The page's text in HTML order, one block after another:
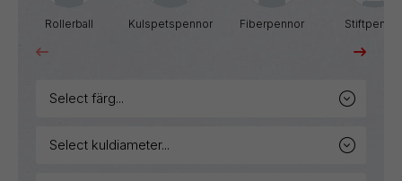
Rollerball Kulspetspennor Fiberpennor
select färg...
select kuldiameter...